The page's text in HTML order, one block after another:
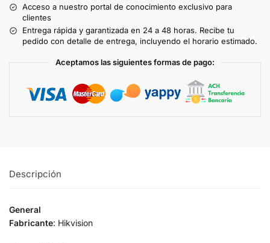
Acceso a nuestro portal de conocimiento exclusivo para
clientes
Entrega rápida y garantizada en 24 a 48 horas. Recibe tu
pedido con detalle de entrega, incluyendo el horario estimado.
Aceptamos las siguientes formas de pago:
Descripción
General
Fabricante: Hikvision